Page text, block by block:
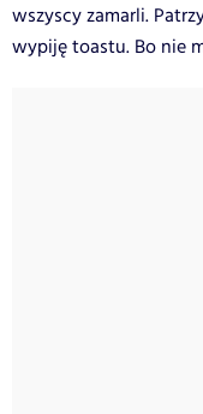
wszyscy zamarli.
wypiję toastu. Bo nie